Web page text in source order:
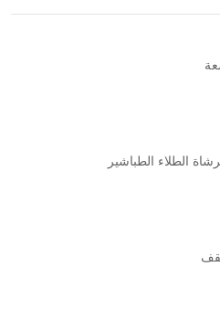
الطلاء الطباشير